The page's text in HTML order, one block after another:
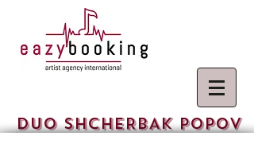
DUO SHCHERBAK POPOV